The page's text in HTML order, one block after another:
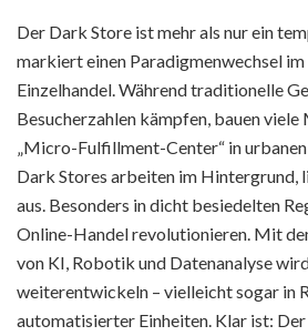
Der Dark Store ist mehr als nur ein
markiert einen Paradigmenwechsel
Einzelhandel. Während traditionelle
Besucherzahlen kämpfen, bauen
„Micro-Fulfillment-Center“ in
Dark Stores arbeiten im Hintergrund,
aus. Besonders in dicht besiedelten
Online-Handel revolutionieren. Mit
von KI, Robotik und Datenanalyse
weiterentwickeln – vielleicht sogar in
automatisierter Einheiten. Klar ist: